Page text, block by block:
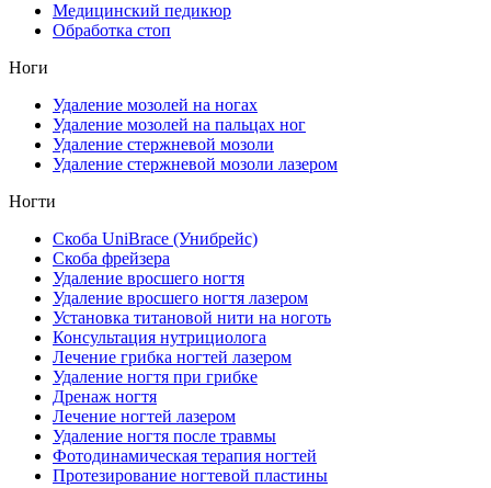
Медицинский педикюр
Обработка стоп
Ноги
Удаление мозолей на ногах
Удаление мозолей на пальцах ног
Удаление стержневой мозоли
Удаление стержневой мозоли лазером
Ногти
Скоба UniBrace (Унибрейс)
Скоба фрейзера
Удаление вросшего ногтя
Удаление вросшего ногтя лазером
Установка титановой нити на ноготь
Консультация нутрициолога
Лечение грибка ногтей лазером
Удаление ногтя при грибке
Дренаж ногтя
Лечение ногтей лазером
Удаление ногтя после травмы
Фотодинамическая терапия ногтей
Протезирование ногтевой пластины